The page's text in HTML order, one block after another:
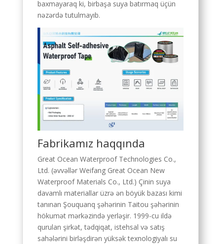
baxmayaraq ki, birbaşa suya batırmaq üçün
nəzərdə tutulmayıb.
Fabrikamız haqqında
Great Ocean Waterproof Technologies Co.,
Ltd. (əvvəllər Weifang Great Ocean New
Waterproof Materials Co., Ltd.) Çinin suya
davamlı materiallar üzrə ən böyük bazası kimi
tanınan Şouquanq şəhərinin Taitou şəhərinin
hökumət mərkəzində yerləşir. 1999-cu ildə
qurulan şirkət, tədqiqat, istehsal və satış
sahələrini birləşdirən yüksək texnologiyalı su
English (New Zealand)
Portuguese (Portugal)
Spanish (Mexico)
Spanish (Colombia)
Spanish (Peru)
Spanish (Chile)
Romanian
Kyrgyz
Portuguese (Angola)
Tagalog